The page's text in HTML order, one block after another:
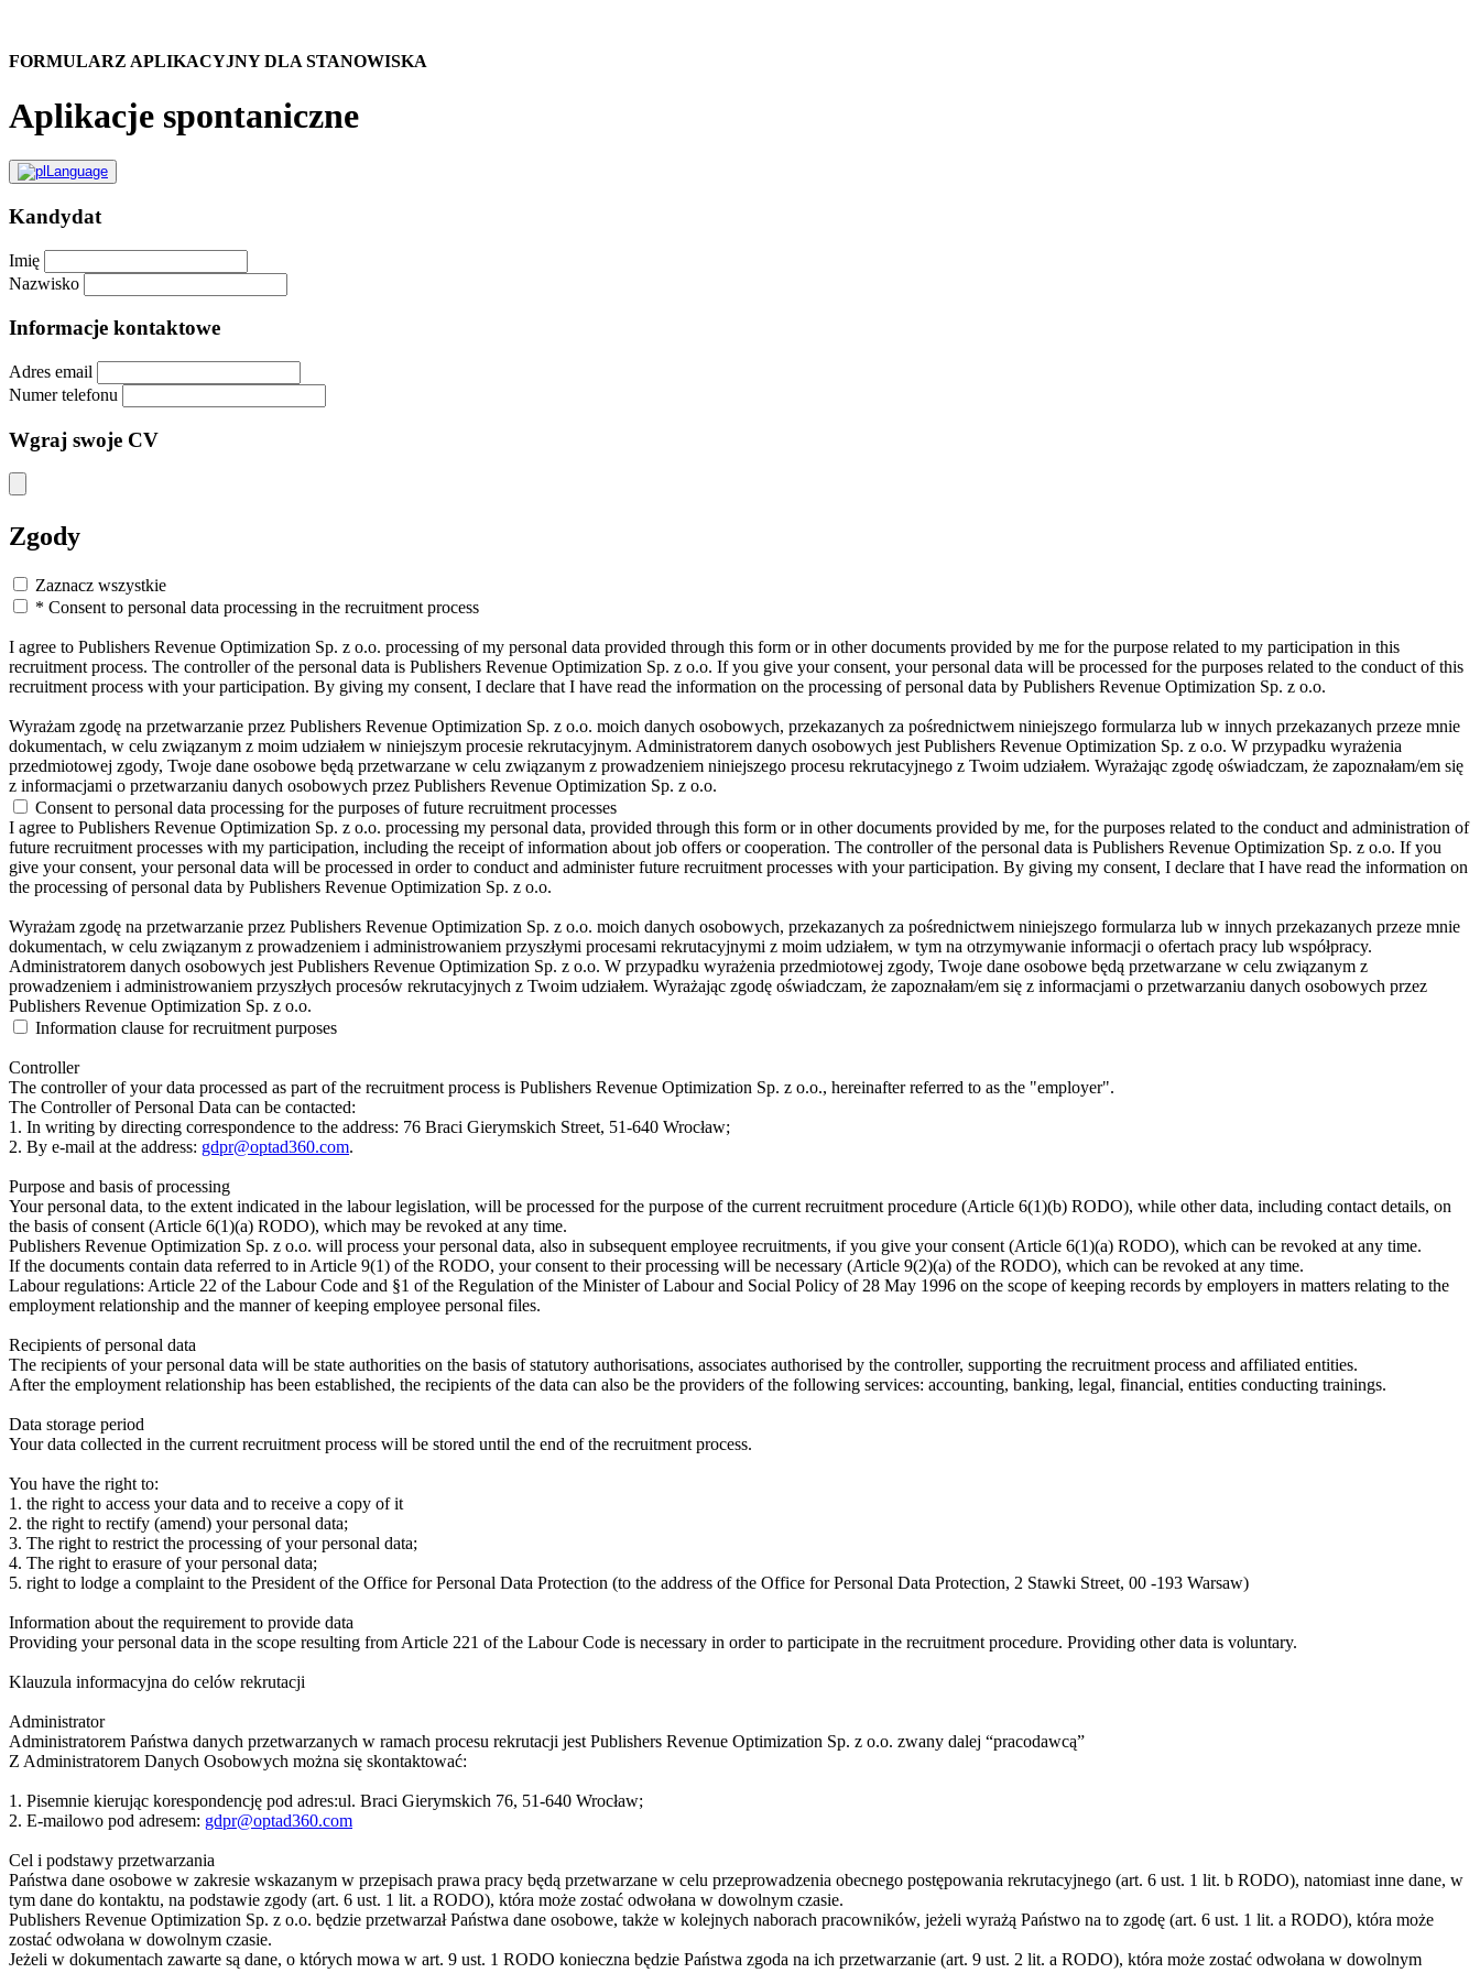
FORMULARZ APLIKACYJNY DLA STANOWISKA
Aplikacje spontaniczne
Kandydat
Imię
Nazwisko
Informacje kontaktowe
Adres email
Numer telefonu
Wgraj swoje CV
Zgody
Zaznacz wszystkie
* Consent to personal data processing in the recruitment process
I agree to Publishers Revenue Optimization Sp. z o.o. processing of my personal data provided through this form or in other documents provided by me for the purpose related to my participation in this
recruitment process. The controller of the personal data is Publishers Revenue Optimization Sp. z o.o. If you give your consent, your personal data will be processed for the purposes related to the conduct of this
recruitment process with your participation. By giving my consent, I declare that I have read the information on the processing of personal data by Publishers Revenue Optimization Sp. z o.o.
Wyrażam zgodę na przetwarzanie przez Publishers Revenue Optimization Sp. z o.o. moich danych osobowych, przekazanych za pośrednictwem niniejszego formularza lub w innych przekazanych przeze mnie
dokumentach, w celu związanym z moim udziałem w niniejszym procesie rekrutacyjnym. Administratorem danych osobowych jest Publishers Revenue Optimization Sp. z o.o. W przypadku wyrażenia
przedmiotowej zgody, Twoje dane osobowe będą przetwarzane w celu związanym z prowadzeniem niniejszego procesu rekrutacyjnego z Twoim udziałem. Wyrażając zgodę oświadczam, że zapoznałam/em się
z informacjami o przetwarzaniu danych osobowych przez Publishers Revenue Optimization Sp. z o.o.
Consent to personal data processing for the purposes of future recruitment processes
I agree to Publishers Revenue Optimization Sp. z o.o. processing my personal data, provided through this form or in other documents provided by me, for the purposes related to the conduct and administration of
future recruitment processes with my participation, including the receipt of information about job offers or cooperation. The controller of the personal data is Publishers Revenue Optimization Sp. z o.o. If you
give your consent, your personal data will be processed in order to conduct and administer future recruitment processes with your participation. By giving my consent, I declare that I have read the information on
the processing of personal data by Publishers Revenue Optimization Sp. z o.o.
Wyrażam zgodę na przetwarzanie przez Publishers Revenue Optimization Sp. z o.o. moich danych osobowych, przekazanych za pośrednictwem niniejszego formularza lub w innych przekazanych przeze mnie
dokumentach, w celu związanym z prowadzeniem i administrowaniem przyszłymi procesami rekrutacyjnymi z moim udziałem, w tym na otrzymywanie informacji o ofertach pracy lub współpracy.
Administratorem danych osobowych jest Publishers Revenue Optimization Sp. z o.o. W przypadku wyrażenia przedmiotowej zgody, Twoje dane osobowe będą przetwarzane w celu związanym z
prowadzeniem i administrowaniem przyszłych procesów rekrutacyjnych z Twoim udziałem. Wyrażając zgodę oświadczam, że zapoznałam/em się z informacjami o przetwarzaniu danych osobowych przez
Publishers Revenue Optimization Sp. z o.o.
Information clause for recruitment purposes
Controller
The controller of your data processed as part of the recruitment process is Publishers Revenue Optimization Sp. z o.o., hereinafter referred to as the "employer".
The Controller of Personal Data can be contacted:
1. In writing by directing correspondence to the address: 76 Braci Gierymskich Street, 51-640 Wrocław;
2. By e-mail at the address: gdpr@optad360.com.
Purpose and basis of processing
Your personal data, to the extent indicated in the labour legislation, will be processed for the purpose of the current recruitment procedure (Article 6(1)(b) RODO), while other data, including contact details, on
the basis of consent (Article 6(1)(a) RODO), which may be revoked at any time.
Publishers Revenue Optimization Sp. z o.o. will process your personal data, also in subsequent employee recruitments, if you give your consent (Article 6(1)(a) RODO), which can be revoked at any time.
If the documents contain data referred to in Article 9(1) of the RODO, your consent to their processing will be necessary (Article 9(2)(a) of the RODO), which can be revoked at any time.
Labour regulations: Article 22 of the Labour Code and §1 of the Regulation of the Minister of Labour and Social Policy of 28 May 1996 on the scope of keeping records by employers in matters relating to the
employment relationship and the manner of keeping employee personal files.
Recipients of personal data
The recipients of your personal data will be state authorities on the basis of statutory authorisations, associates authorised by the controller, supporting the recruitment process and affiliated entities.
After the employment relationship has been established, the recipients of the data can also be the providers of the following services: accounting, banking, legal, financial, entities conducting trainings.
Data storage period
Your data collected in the current recruitment process will be stored until the end of the recruitment process.
You have the right to:
1. the right to access your data and to receive a copy of it
2. the right to rectify (amend) your personal data;
3. The right to restrict the processing of your personal data;
4. The right to erasure of your personal data;
5. right to lodge a complaint to the President of the Office for Personal Data Protection (to the address of the Office for Personal Data Protection, 2 Stawki Street, 00 -193 Warsaw)
Information about the requirement to provide data
Providing your personal data in the scope resulting from Article 221 of the Labour Code is necessary in order to participate in the recruitment procedure. Providing other data is voluntary.
Klauzula informacyjna do celów rekrutacji
Administrator
Administratorem Państwa danych przetwarzanych w ramach procesu rekrutacji jest Publishers Revenue Optimization Sp. z o.o. zwany dalej “pracodawcą”
Z Administratorem Danych Osobowych można się skontaktować:
1. Pisemnie kierując korespondencję pod adres:ul. Braci Gierymskich 76, 51-640 Wrocław;
2. E-mailowo pod adresem: gdpr@optad360.com
Cel i podstawy przetwarzania
Państwa dane osobowe w zakresie wskazanym w przepisach prawa pracy będą przetwarzane w celu przeprowadzenia obecnego postępowania rekrutacyjnego (art. 6 ust. 1 lit. b RODO), natomiast inne dane, w
tym dane do kontaktu, na podstawie zgody (art. 6 ust. 1 lit. a RODO), która może zostać odwołana w dowolnym czasie.
Publishers Revenue Optimization Sp. z o.o. będzie przetwarzał Państwa dane osobowe, także w kolejnych naborach pracowników, jeżeli wyrażą Państwo na to zgodę (art. 6 ust. 1 lit. a RODO), która może
zostać odwołana w dowolnym czasie.
Jeżeli w dokumentach zawarte są dane, o których mowa w art. 9 ust. 1 RODO konieczna będzie Państwa zgoda na ich przetwarzanie (art. 9 ust. 2 lit. a RODO), która może zostać odwołana w dowolnym